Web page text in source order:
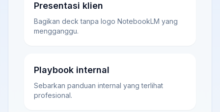
Presentasi klien
Bagikan deck tanpa logo NotebookLM yang
mengganggu.
Playbook internal
Sebarkan panduan internal yang terlihat
profesional.